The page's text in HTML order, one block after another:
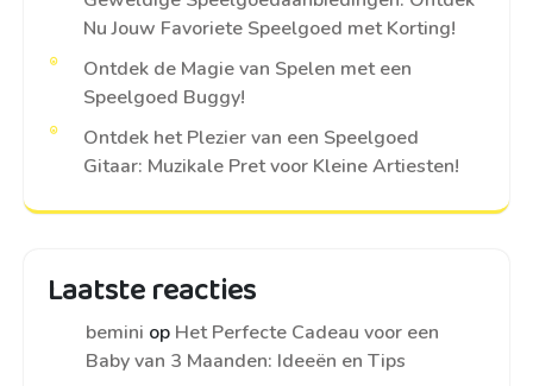
Nu Jouw Favoriete Speelgoed met Korting!
Ontdek de Magie van Spelen met een
Speelgoed Buggy!
Ontdek het Plezier van een Speelgoed
Gitaar: Muzikale Pret voor Kleine Artiesten!
Laatste reacties
bemini op Het Perfecte Cadeau voor een
Baby van 3 Maanden: Ideeën en Tips